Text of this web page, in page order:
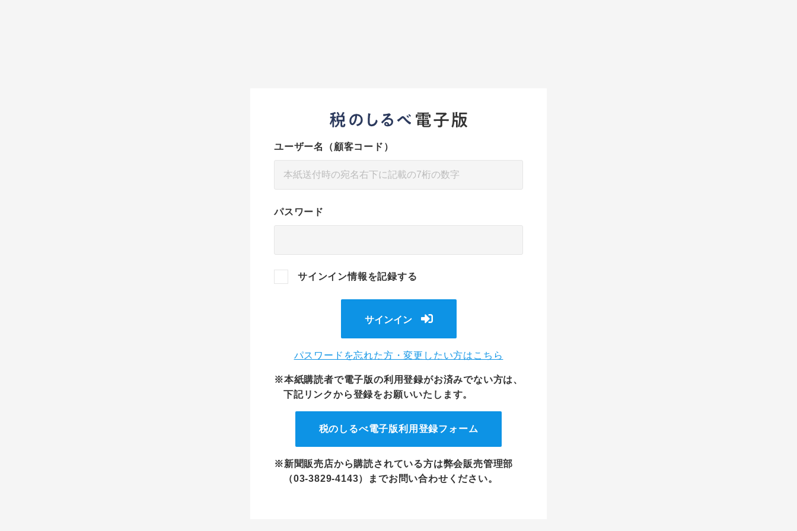
ユーザー名（顧客コード）
パスワード
サインイン情報を記録する
サインイン
パスワードを忘れた方・変更したい方はこちら
※本紙購読者で電子版の利用登録がお済みでない方は、
下記リンクから登録をお願いいたします。
税のしるべ電子版利用登録フォーム
※新聞販売店から購読されている方は弊会販売管理部
（03-3829-4143）までお問い合わせください。